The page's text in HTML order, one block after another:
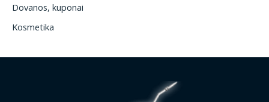
Dovanos, kuponai
Kosmetika